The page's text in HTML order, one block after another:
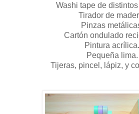
Washi tape de
Tirador de
Pinzas
Cartón ondulado
Pintura acrílica.
Pequeña lima.
Tijeras, pincel, lápiz, y